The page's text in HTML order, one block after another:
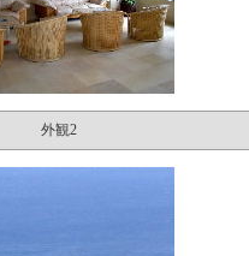
外観2